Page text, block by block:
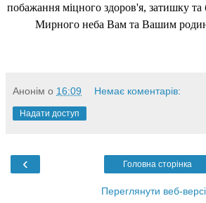
побажання міцного здоров'я, затишку та
Мирного неба Вам та Вашим
Анонім о 16:09 Немає коментарів:
Надати доступ
‹ Головна сторінка
Переглянути веб-